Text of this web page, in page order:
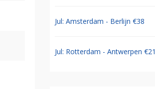
Jul: Amsterdam - Berlijn €38
Jul: Rotterdam - Antwerpen €21